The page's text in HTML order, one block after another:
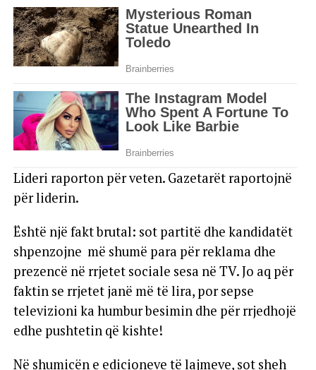
Lideri raporton për veten. Gazetarët raportojnë
për liderin.
Është një fakt brutal: sot partitë dhe kandidatët
shpenzojne më shumë para për reklama dhe
prezencë në rrjetet sociale sesa në TV. Jo aq për
faktin se rrjetet janë më të lira, por sepse
televizioni ka humbur besimin dhe për rrjedhojë
edhe pushtetin që kishte!
Në shumicën e edicioneve të lajmeve, sot sheh